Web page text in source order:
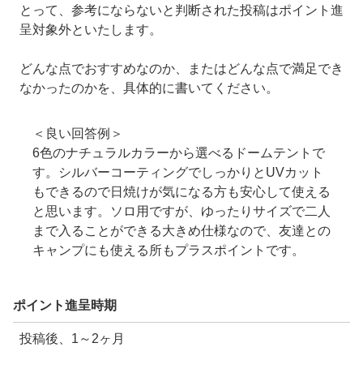
とって、参考にならないと判断された投稿はポイント進
呈対象外といたします。
どんな点でおすすめなのか、またはどんな点で満足でき
なかったのかを、具体的に書いてください。
＜良い回答例＞
6色のナチュラルカラーから選べるドームテントで
す。シルバーコーティングでしっかりとUVカット
もできるので日焼けが気になる方も安心して使える
と思います。ソロ用ですが、ゆったりサイズで二人
まで入ることができる大きめ仕様なので、友達との
キャンプにも使える所もプラスポイントです。
ポイント進呈時期
投稿後、1～2ヶ月